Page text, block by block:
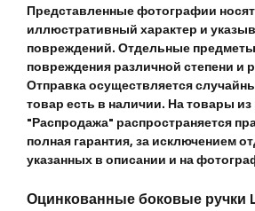
Представленные фотографии
иллюстративный характер и
повреждений. Отдельные
повреждения различной степени и
Отправка осуществляется
товар есть в наличии. На товары из
"Распродажа" распространяется
полная гарантия, за исключением
указанных в описании и на
Оцинкованные боковые ручки